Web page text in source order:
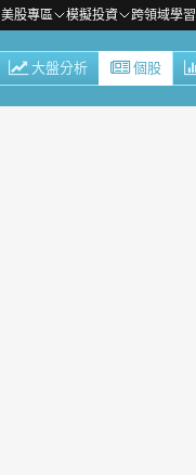
美股專區 模擬投資 跨領域學習
大盤分析 個股